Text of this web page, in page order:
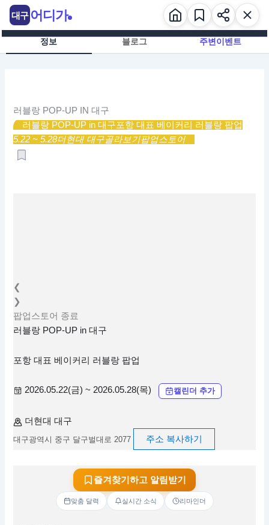
츠
정보 블로그 주변이벤트
러블랑 POP-UP IN 대구
러블랑 POP-UP in 대구포항 대표 베이커리 러블랑 팝업
5.22 ~ 5.28더현대 대구골라보기팝업스토어
❮
❯
팝업스토어 종료
러블랑 POP-UP in 대구
포항 대표 베이커리 러블랑 팝업
2026.05.22(금) ~ 2026.05.28(목) 캘린더 추가
더현대 대구
대구광역시 중구 달구벌대로 2077 주소 복사하기
즐겨찾기하고 알림받기
맞춤 달력 실시간 소식 리마인더
대구 어디가